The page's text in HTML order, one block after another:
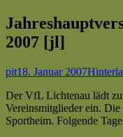
2007 [jl]
Autor
pitVeröffentlicht
18. Januar 2007
Der VfL Lichtenau lädt
Vereinsmitglieder ein.
Sportheim. Folgende